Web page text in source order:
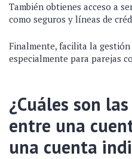
También obtienes acceso a
como seguros y líneas de
Finalmente, facilita la
especialmente para parejas
¿Cuáles son
entre una
una cuenta